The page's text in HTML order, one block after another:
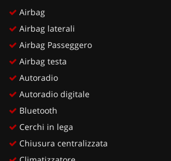
Airbag
Airbag laterali
Airbag Passeggero
Airbag testa
Autoradio
Autoradio digitale
Bluetooth
Cerchi in lega
Chiusura centralizzata